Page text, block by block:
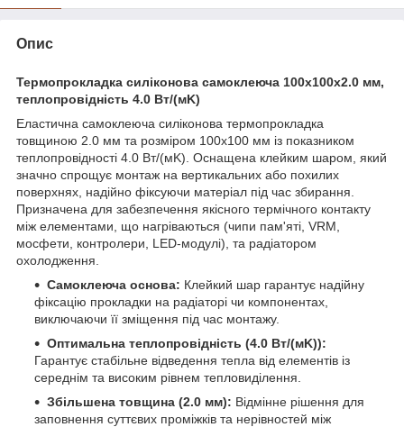
Опис
Термопрокладка силіконова самоклеюча 100х100х2.0 мм,
теплопровідність 4.0 Вт/(мK)
Еластична самоклеюча силіконова термопрокладка
товщиною 2.0 мм та розміром 100х100 мм із показником
теплопровідності 4.0 Вт/(мK). Оснащена клейким шаром, який
значно спрощує монтаж на вертикальних або похилих
поверхнях, надійно фіксуючи матеріал під час збирання.
Призначена для забезпечення якісного термічного контакту
між елементами, що нагріваються (чипи пам'яті, VRM,
мосфети, контролери, LED-модулі), та радіатором
охолодження.
Самоклеюча основа: Клейкий шар гарантує надійну
фіксацію прокладки на радіаторі чи компонентах,
виключаючи її зміщення під час монтажу.
Оптимальна теплопровідність (4.0 Вт/(мK)):
Гарантує стабільне відведення тепла від елементів із
середнім та високим рівнем тепловиділення.
Збільшена товщина (2.0 мм): Відмінне рішення для
заповнення суттєвих проміжків та нерівностей між